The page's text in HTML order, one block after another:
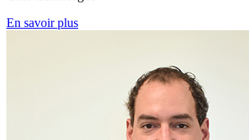
En savoir plus